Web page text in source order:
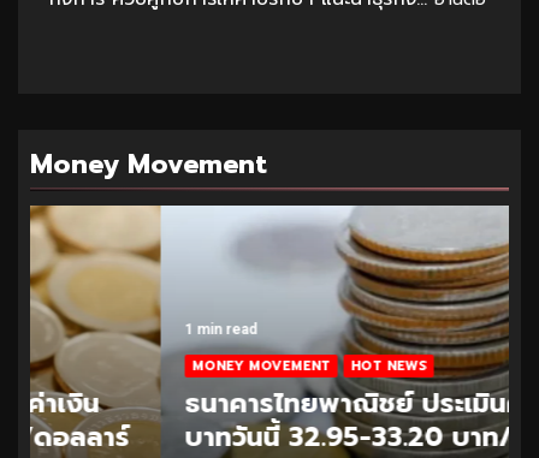
Money Movement
1 min read
MONEY MOVEMENT HOT NEWS
ธนาคารไทยพาณิชย์ ประเมินค่าเงิน
บาทวันนี้ 32.95-33.20 บาท/ดอลลาร์